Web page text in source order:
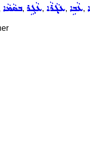
ܒܣܵܡܵܐ, ܥܵܓܹܪ, ܥܓ݂ܵܪܵܐ, ܥܵܒܹܐ,